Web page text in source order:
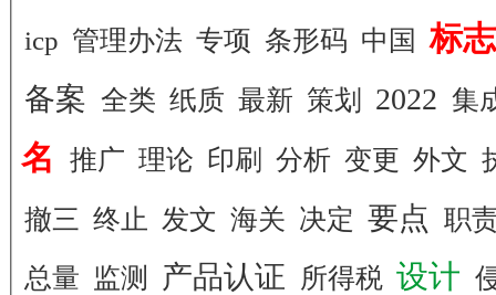
icp 管理办法 专项 条形码 中国 标
备案 全类 纸质 最新 策划 2022 集
名 推广 理论 印刷 分析 变更 外文
撤三 终止 发文 海关 决定 要点 职
总量 监测 产品认证 所得税 设计